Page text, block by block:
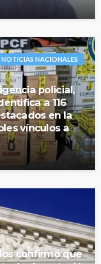
NOTICIAS NACIONALES
policial,
a 116
en la
vínculos a
confirmó que